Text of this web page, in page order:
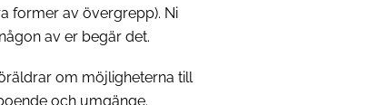
former av övergrepp). Ni
av er begär det.
om möjligheterna till
och umgänge.